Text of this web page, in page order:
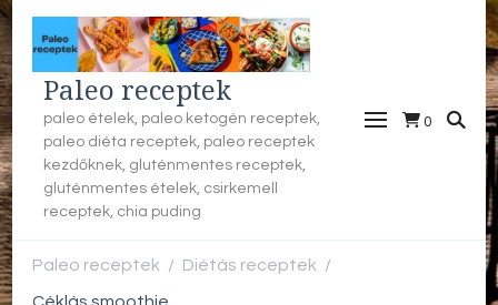
Paleo receptek
paleo ételek, paleo ketogén receptek,
paleo diéta receptek, paleo receptek
kezdőknek, gluténmentes receptek,
gluténmentes ételek, csirkemell
receptek, chia puding
0
Paleo receptek / Diétás receptek /